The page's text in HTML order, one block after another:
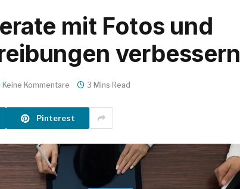
mit Fotos und
verbessern
Keine Kommentare 3 Mins Read
Pinterest